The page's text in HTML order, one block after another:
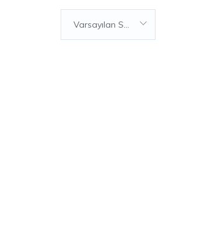
Varsayılan Sıralama